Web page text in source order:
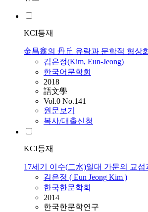
KCI등재
金昌翕의 丹丘 유람과 문학적 형상
김은정(Kim, Eun-Jeong)
한국어문학회
2018
語文學
Vol.0 No.141
원문보기
복사/대출신청
KCI등재
17세기 이수(二水)일대 가문의 교섭
김은정 ( Eun Jeong Kim )
한국한문학회
2014
한국한문학연구